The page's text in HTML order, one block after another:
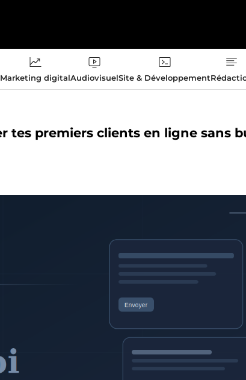
Marketing digitalAudiovisuelSite & Développement
tes premiers clients en ligne sans